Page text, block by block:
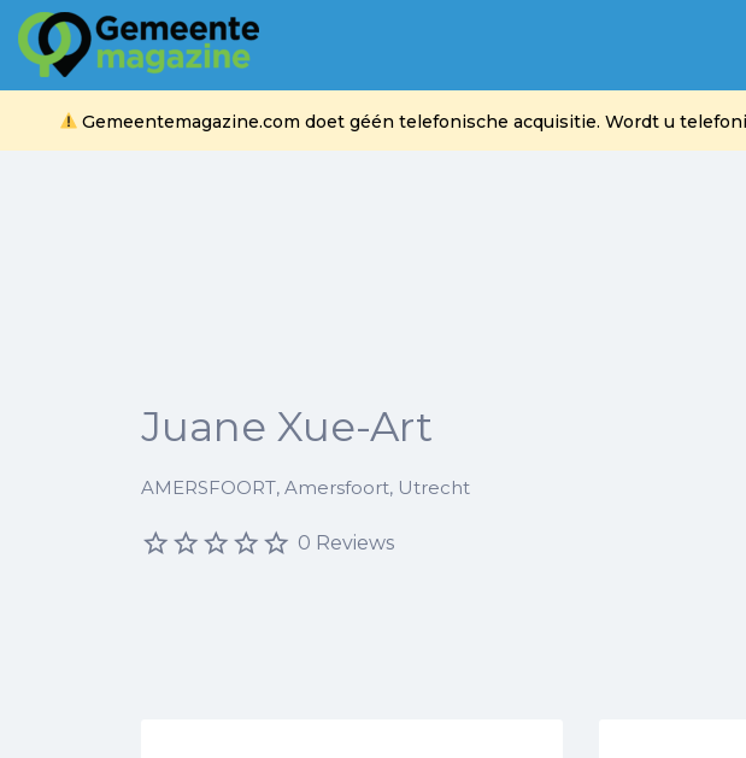
Gemeentemagazine.com doet géén telefonische acquisitie. Wordt u
Zoek
naar:
Juane Xue-Art
AMERSFOORT, Amersfoort, Utrecht
0 Reviews